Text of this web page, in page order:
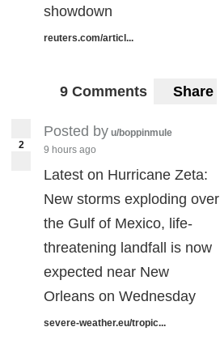
showdown
reuters.com/articl...
9 Comments Share
2
Posted by u/boppinmule
9 hours ago
Latest on Hurricane Zeta:
New storms exploding over
the Gulf of Mexico, life-
threatening landfall is now
expected near New
Orleans on Wednesday
severe-weather.eu/tropic...